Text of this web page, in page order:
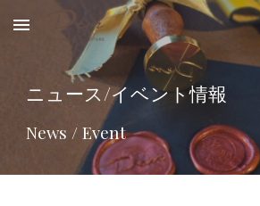
Skip to main content
ニュース/イベント情報
News / Event